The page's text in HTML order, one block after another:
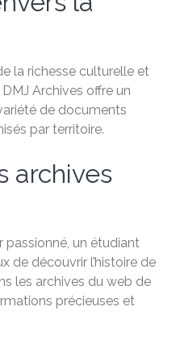
la richesse culturelle et
Archives offre un
de documents
par territoire.
archives
passionné, un étudiant
de découvrir l’histoire de
les archives du web de
précieuses et